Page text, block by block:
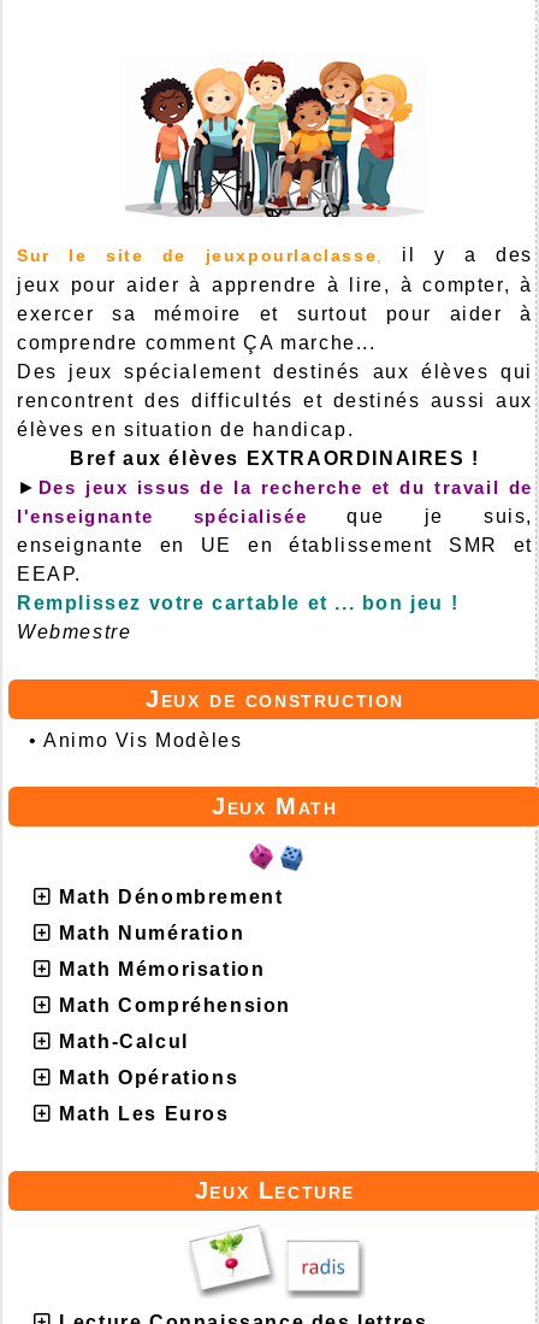
Sur le site de jeuxpourlaclasse,
il y a des
jeux pour aider à apprendre à lire, à compter, à
exercer sa mémoire et surtout pour aider à
comprendre comment ÇA marche...
Des jeux spécialement destinés aux élèves qui
rencontrent des difficultés et destinés aussi aux
élèves en situation de handicap.
Bref aux élèves EXTRAORDINAIRES !
► Des jeux issus de la recherche et du travail de
l'enseignante spécialisée que je suis,
enseignante en UE en établissement SMR et
EEAP.
Remplissez votre cartable et ... bon jeu !
Webmestre
Jeux de construction
•Animo Vis Modèles
Jeux Math
Math Dénombrement
Math Numération
Math Mémorisation
Math Compréhension
Math-Calcul
Math Opérations
Math Les Euros
Jeux Lecture